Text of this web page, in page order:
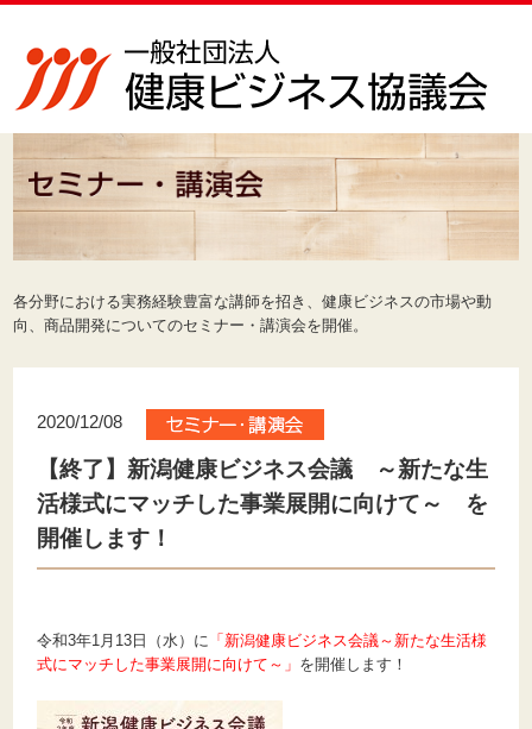
各分野における実務経験豊富な講師を招き、健康ビジネスの市場や動
向、商品開発についてのセミナー・講演会を開催。
2020/12/08
【終了】新潟健康ビジネス会議 ～新たな生
活様式にマッチした事業展開に向けて～ を
開催します！
令和3年1月13日（水）に 「新潟健康ビジネス会議～新たな生活様
式にマッチした事業展開に向けて～」 を開催します！